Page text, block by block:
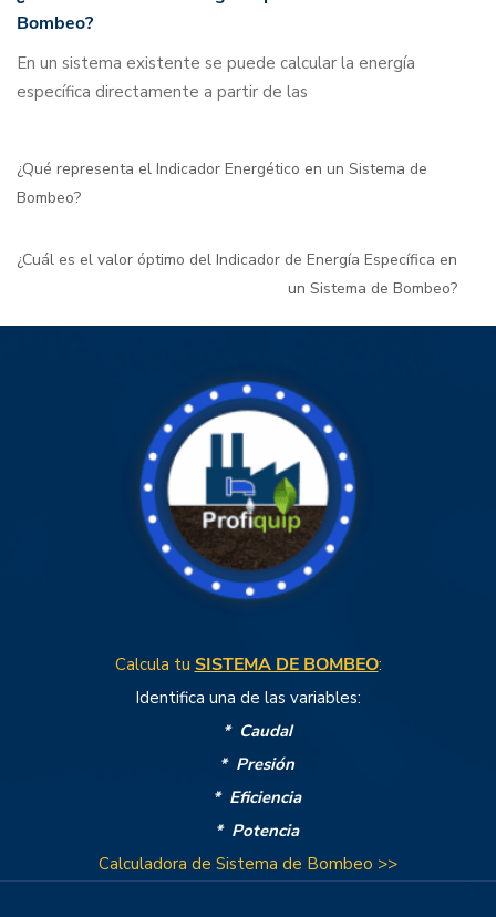
Bombeo?
En un sistema existente se puede calcular la energía
específica directamente a partir de las
¿Qué representa el Indicador Energético en un Sistema de
Bombeo?
¿Cuál es el valor óptimo del Indicador de Energía Específica en
un Sistema de Bombeo?
Calcula tu SISTEMA DE BOMBEO:
Identifica una de las variables:
* Caudal
* Presión
* Eficiencia
* Potencia
Calculadora de Sistema de Bombeo >>